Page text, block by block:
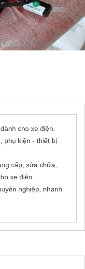
cho xe điện.
phụ kiện - thiết bị
cấp, sửa chữa,
xe điện.
nghiệp, nhanh